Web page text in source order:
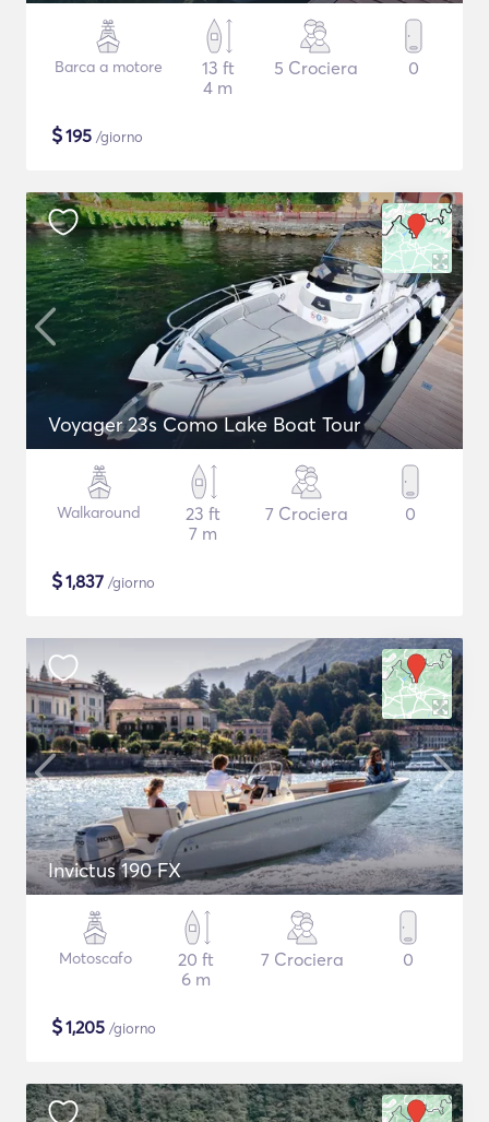
Barca a motore
13 ft
4 m
5 Crociera 0
$195 /giorno
Voyager 23s Como Lake Boat Tour
Walkaround
23 ft
7 m
7 Crociera 0
$1,837 /giorno
Invictus 190 FX
Motoscafo
20 ft
6 m
7 Crociera 0
$1,205 /giorno